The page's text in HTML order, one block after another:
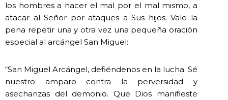
los hombres a hacer el mal por el mal mismo, a
atacar al Señor por ataques a Sus hijos. Vale la
pena repetir una y otra vez una pequeña oración
especial al arcángel San Miguel:
“San Miguel Arcángel, defiéndenos en la lucha. Sé
nuestro amparo contra la perversidad y
asechanzas del demonio. Que Dios manifieste